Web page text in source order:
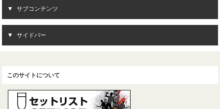
サブコンテンツ
サイドバー
このサイトについて